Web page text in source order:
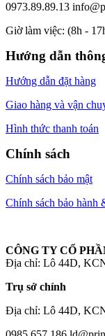
0973.89.89.13
​Giờ làm việc: (8h -
Hướng dẫn
Hướng dẫn đặt hàng
Giao hàng và vận
Hình thức thanh toán
Chính sách
Chính sách bảo mật
Chính sách bảo hành
CÔNG TY CỔ
Địa chỉ: Lô 44D,
Trụ sở chính
Địa chỉ: Lô 44D,